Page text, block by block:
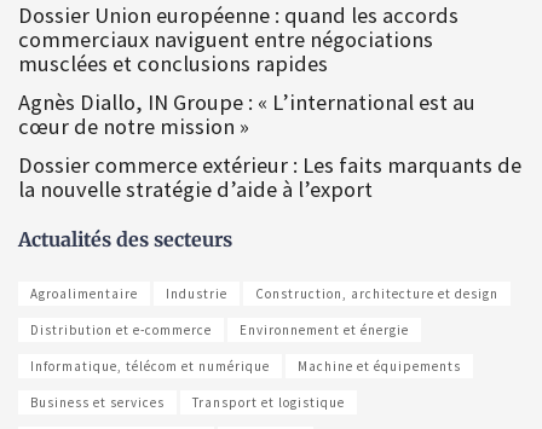
Dossier Union européenne : quand les accords
commerciaux naviguent entre négociations
musclées et conclusions rapides
Agnès Diallo, IN Groupe : « L’international est au
cœur de notre mission »
Dossier commerce extérieur : Les faits marquants de
la nouvelle stratégie d’aide à l’export
Actualités des secteurs
Agroalimentaire Industrie Construction, architecture et design
Distribution et e-commerce Environnement et énergie
Informatique, télécom et numérique Machine et équipements
Business et services Transport et logistique